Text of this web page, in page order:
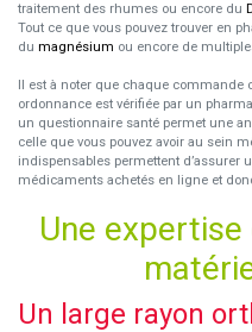
traitement des rhumes ou encore du
Tout ce que vous pouvez trouver en
du magnésium ou encore de
Il est à noter que chaque
ordonnance est vérifiée par un
un questionnaire santé permet une
celle que vous pouvez avoir au sein
indispensables permettent d’assurer
médicaments achetés en ligne et
Une
Un large rayon